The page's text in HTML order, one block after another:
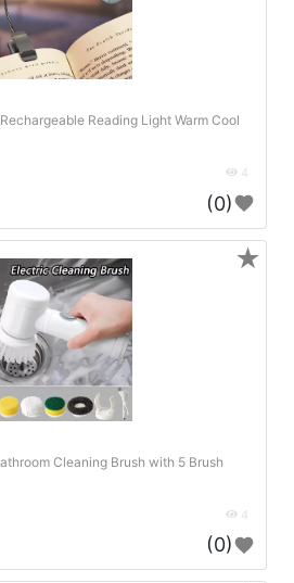
Reading Light Warm Cool
4
(0)
Cleaning Brush with 5 Brush
4
(0)
★